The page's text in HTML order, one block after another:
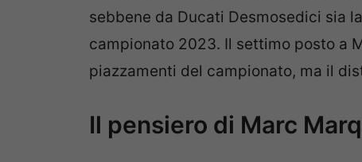
sebbene da Ducati Desmosedici sia
campionato 2023. Il settimo posto a
piazzamenti del campionato, ma il
Il pensiero di Marc